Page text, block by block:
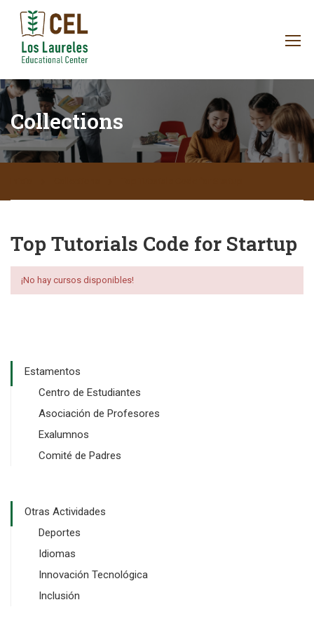
Collections
Top Tutorials Code for Startup
¡No hay cursos disponibles!
Estamentos
Centro de Estudiantes
Asociación de Profesores
Exalumnos
Comité de Padres
Otras Actividades
Deportes
Idiomas
Innovación Tecnológica
Inclusión